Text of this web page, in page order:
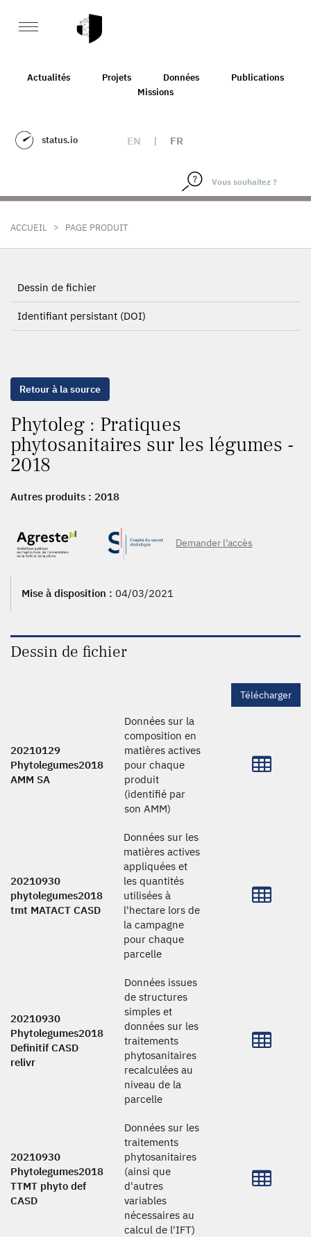
Actualités Projets Données
Publications
Missions
status.io EN | FR
ACCUEIL > PAGE PRODUIT
Dessin de fichier
Identifiant persistant (DOI)
Retour à la source
Phytoleg : Pratiques
phytosanitaires sur les légumes -
2018
Autres produits : 2018
Demander l'accès
Mise à disposition : 04/03/2021
Dessin de fichier
Télécharger
20210129
Phytolegumes2018
AMM SA
Données sur la
composition en
matières actives
pour chaque
produit
(identifié par
son AMM)
20210930
phytolegumes2018
tmt MATACT CASD
Données sur les
matières actives
appliquées et
les quantités
utilisées à
l'hectare lors de
la campagne
pour chaque
parcelle
20210930
Phytolegumes2018
Definitif CASD
relivr
Données issues
de structures
simples et
données sur les
traitements
phytosanitaires
recalculées au
niveau de la
parcelle
20210930
Phytolegumes2018
TTMT phyto def
CASD
Données sur les
traitements
phytosanitaires
(ainsi que
d'autres
variables
nécessaires au
calcul de l'IFT)